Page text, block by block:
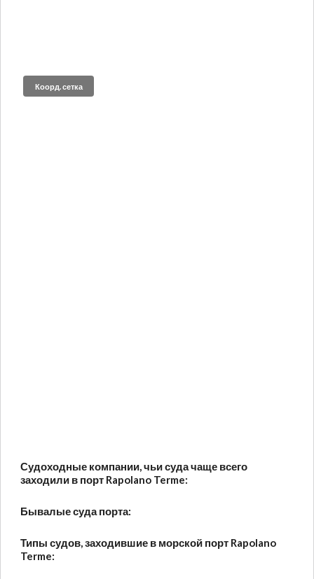
Коорд. сетка
Судоходные компании, чьи суда чаще всего
заходили в порт Rapolano Terme:
Бывалые суда порта:
Типы судов, заходившие в морской порт Rapolano
Terme: